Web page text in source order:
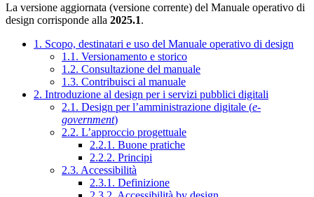
La versione aggiornata (versione corrente) del Manuale operativo di
design corrisponde alla 2025.1.
1. Scopo, destinatari e uso del Manuale operativo di design
1.1. Versionamento e storico
1.2. Consultazione del manuale
1.3. Contribuisci al manuale
2. Introduzione al design per i servizi pubblici digitali
2.1. Design per l’amministrazione digitale (e-
government)
2.2. L’approccio progettuale
2.2.1. Buone pratiche
2.2.2. Principi
2.3. Accessibilità
2.3.1. Definizione